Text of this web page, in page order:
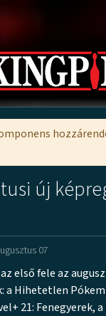
új
07
első fele az
a Hihetetlen
21: Fenegyerek,